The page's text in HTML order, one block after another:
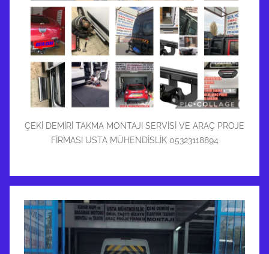
ÇEKİ DEMİRİ TAKMA MONTAJI SERVİSİ VE ARAÇ PROJE
FİRMASI USTA MÜHENDİSLİK 05323118894